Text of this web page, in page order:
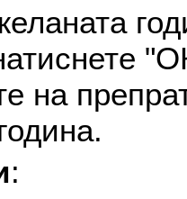
на
: